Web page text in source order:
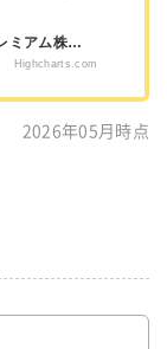
ミアム株…
Highcharts.com
2026年05月時点